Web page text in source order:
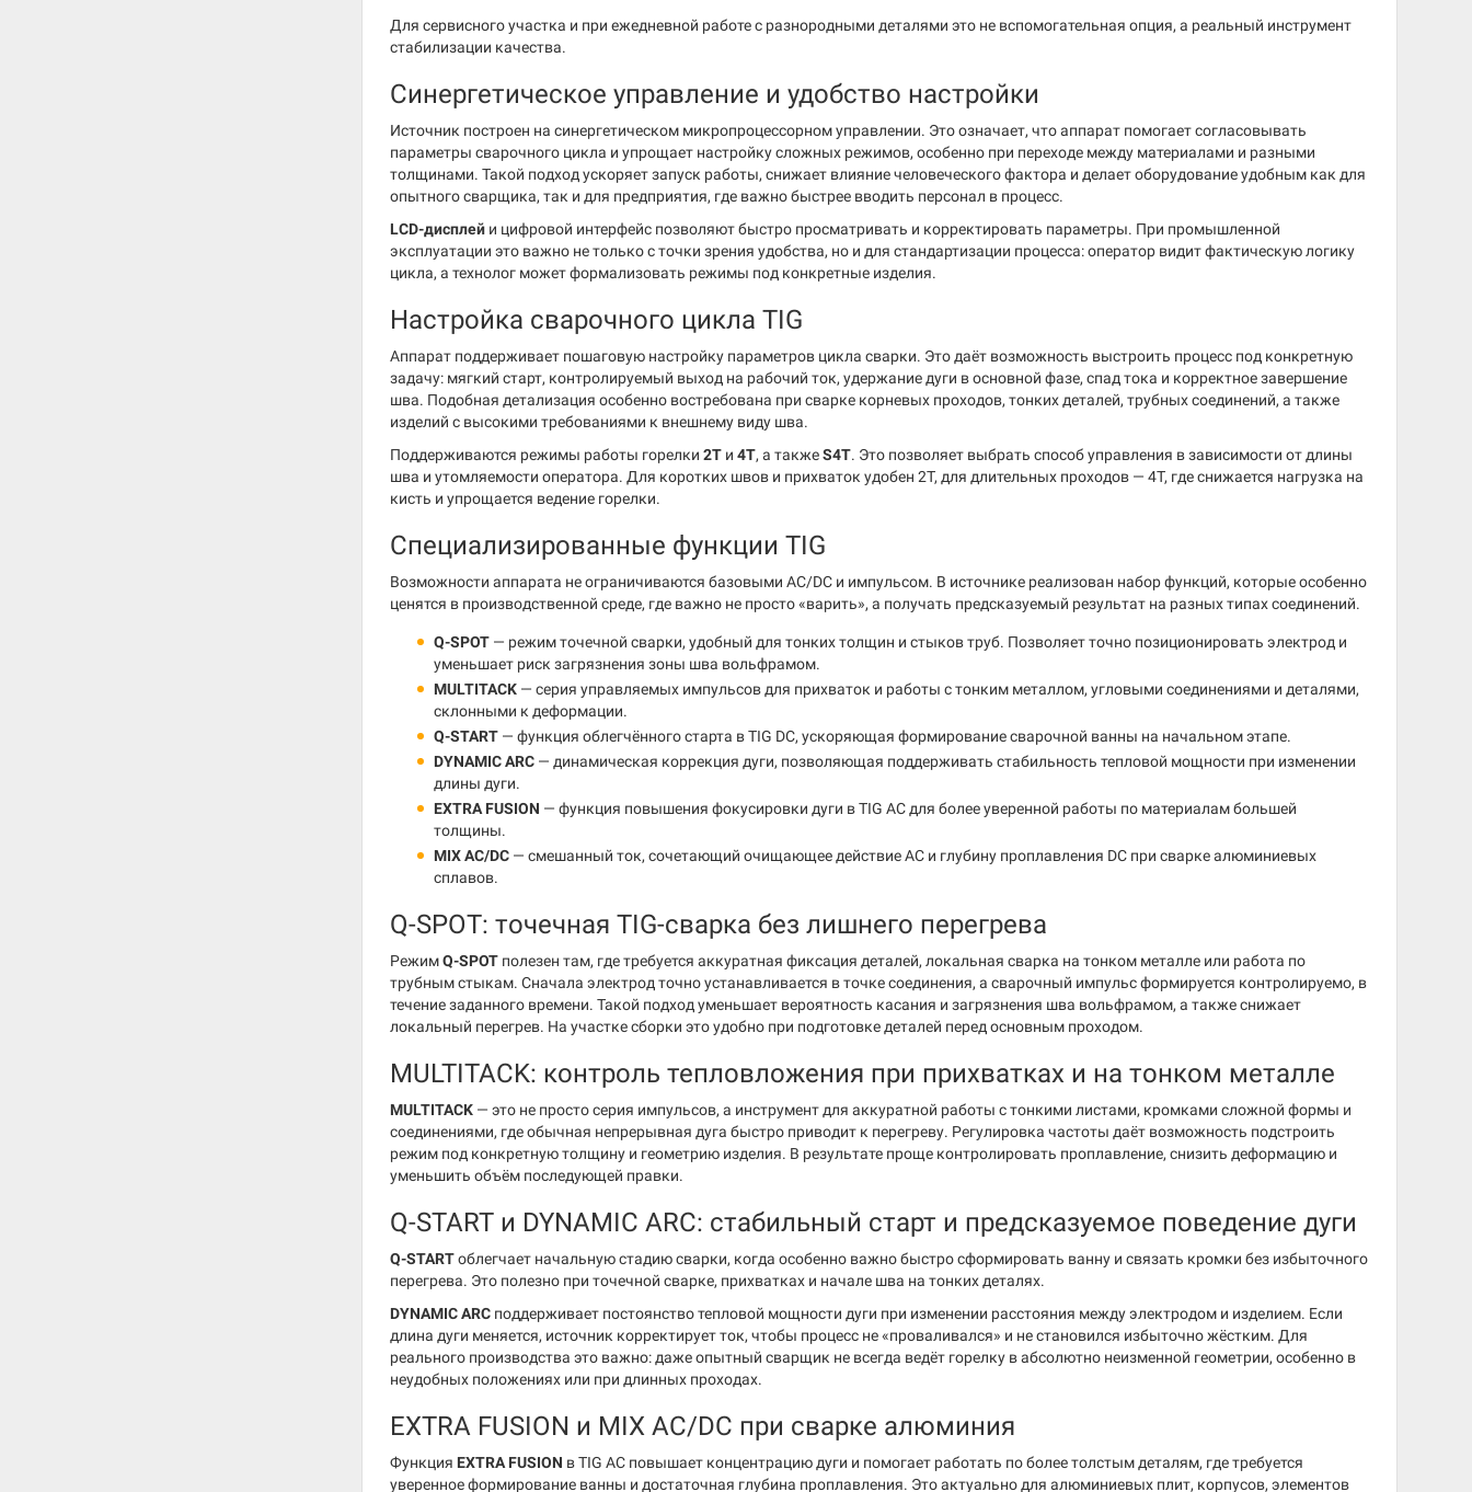
Для сервисного участка и при ежедневной работе с разнородными деталями это не вспомогательная опция, а реальный инструмент
стабилизации качества.
Синергетическое управление и удобство настройки
Источник построен на синергетическом микропроцессорном управлении. Это означает, что аппарат помогает согласовывать
параметры сварочного цикла и упрощает настройку сложных режимов, особенно при переходе между материалами и разными
толщинами. Такой подход ускоряет запуск работы, снижает влияние человеческого фактора и делает оборудование удобным как для
опытного сварщика, так и для предприятия, где важно быстрее вводить персонал в процесс.
LCD-дисплей и цифровой интерфейс позволяют быстро просматривать и корректировать параметры. При промышленной
эксплуатации это важно не только с точки зрения удобства, но и для стандартизации процесса: оператор видит фактическую логику
цикла, а технолог может формализовать режимы под конкретные изделия.
Настройка сварочного цикла TIG
Аппарат поддерживает пошаговую настройку параметров цикла сварки. Это даёт возможность выстроить процесс под конкретную
задачу: мягкий старт, контролируемый выход на рабочий ток, удержание дуги в основной фазе, спад тока и корректное завершение
шва. Подобная детализация особенно востребована при сварке корневых проходов, тонких деталей, трубных соединений, а также
изделий с высокими требованиями к внешнему виду шва.
Поддерживаются режимы работы горелки 2T и 4T, а такжеS4T. Это позволяет выбрать способ управления в зависимости от длины
шва и утомляемости оператора. Для коротких швов и прихваток удобен 2T, для длительных проходов — 4T, где снижается нагрузка на
кисть и упрощается ведение горелки.
Специализированные функции TIG
Возможности аппарата не ограничиваются базовыми AC/DC и импульсом. В источнике реализован набор функций, которые особенно
ценятся в производственной среде, где важно не просто «варить», а получать предсказуемый результат на разных типах соединений.
Q-SPOT — режим точечной сварки, удобный для тонких толщин и стыков труб. Позволяет точно позиционировать электрод и
уменьшает риск загрязнения зоны шва вольфрамом.
MULTITACK — серия управляемых импульсов для прихваток и работы с тонким металлом, угловыми соединениями и деталями,
склонными к деформации.
Q-START — функция облегчённого старта в TIG DC, ускоряющая формирование сварочной ванны на начальном этапе.
DYNAMIC ARC — динамическая коррекция дуги, позволяющая поддерживать стабильность тепловой мощности при изменении
длины дуги.
EXTRA FUSION — функция повышения фокусировки дуги в TIG AC для более уверенной работы по материалам большей
толщины.
MIX AC/DC — смешанный ток, сочетающий очищающее действие AC и глубину проплавления DC при сварке алюминиевых
сплавов.
Q-SPOT: точечная TIG-сварка без лишнего перегрева
РежимQ-SPOT полезен там, где требуется аккуратная фиксация деталей, локальная сварка на тонком металле или работа по
трубным стыкам. Сначала электрод точно устанавливается в точке соединения, а сварочный импульс формируется контролируемо, в
течение заданного времени. Такой подход уменьшает вероятность касания и загрязнения шва вольфрамом, а также снижает
локальный перегрев. На участке сборки это удобно при подготовке деталей перед основным проходом.
MULTITACK: контроль тепловложения при прихватках и на тонком металле
MULTITACK — это не просто серия импульсов, а инструмент для аккуратной работы с тонкими листами, кромками сложной формы и
соединениями, где обычная непрерывная дуга быстро приводит к перегреву. Регулировка частоты даёт возможность подстроить
режим под конкретную толщину и геометрию изделия. В результате проще контролировать проплавление, снизить деформацию и
уменьшить объём последующей правки.
Q-START и DYNAMIC ARC: стабильный старт и предсказуемое поведение дуги
Q-STARTоблегчает начальную стадию сварки, когда особенно важно быстро сформировать ванну и связать кромки без избыточного
перегрева. Это полезно при точечной сварке, прихватках и начале шва на тонких деталях.
DYNAMIC ARC поддерживает постоянство тепловой мощности дуги при изменении расстояния между электродом и изделием. Если
длина дуги меняется, источник корректирует ток, чтобы процесс не «проваливался» и не становился избыточно жёстким. Для
реального производства это важно: даже опытный сварщик не всегда ведёт горелку в абсолютно неизменной геометрии, особенно в
неудобных положениях или при длинных проходах.
EXTRA FUSION и MIX AC/DC при сварке алюминия
Функция EXTRA FUSION в TIG AC повышает концентрацию дуги и помогает работать по более толстым деталям, где требуется
уверенное формирование ванны и достаточная глубина проплавления. Это актуально для алюминиевых плит, корпусов, элементов